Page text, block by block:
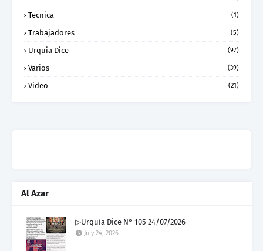
Tecnica (1)
Trabajadores (5)
Urquia Dice (97)
Varios (39)
Video (21)
Al Azar
▷Urquía Dice N° 105 24/07/2026
July 24, 2026